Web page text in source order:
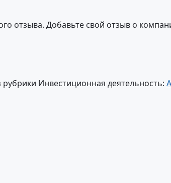
отзыва. Добавьте свой отзыв о
Инвестиционная деятельность: